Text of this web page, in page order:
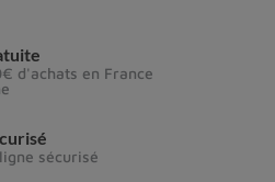
d'achats en France
sécurisé